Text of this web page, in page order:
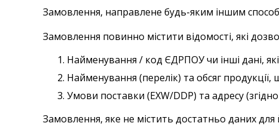
Замовлення, направлене будь-яким іншим
Замовлення повинно містити відомості, які
Найменування / код ЄДРПОУ чи інші дані,
Найменування (перелік) та обсяг продукції,
Умови поставки (EXW/DDP) та адресу
Замовлення, яке не містить достатньо даних